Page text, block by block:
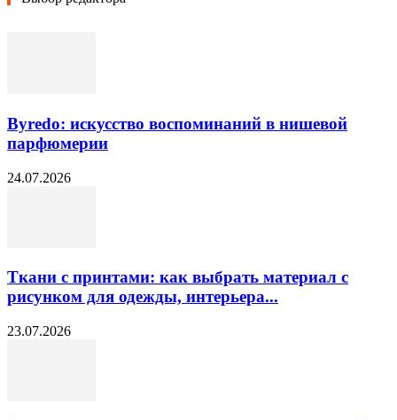
Byredo: искусство воспоминаний в нишевой
парфюмерии
24.07.2026
Ткани с принтами: как выбрать материал с
рисунком для одежды, интерьера...
23.07.2026